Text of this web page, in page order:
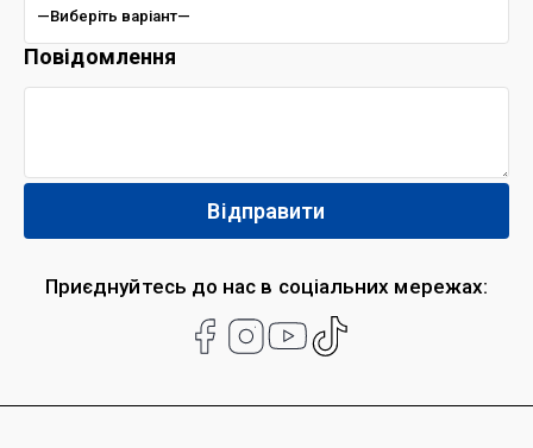
Приєднуйтесь до нас в соціальних мережах:
Повідомлення